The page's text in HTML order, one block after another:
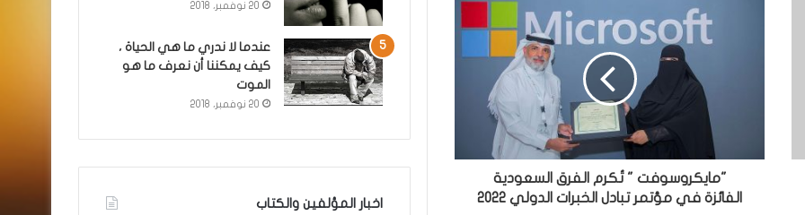
"مايكروسوفت " تُكرم الفرق السعودية
الفائزة في مؤتمر تبادل الخبرات الدولي 2022
20 نوفمبر، 2018
عندما لا ندري ما هي الحياة ،
كيف يمكننا أن نعرف ما هو
الموت
20 نوفمبر، 2018
اخبار المؤلفين والكتاب